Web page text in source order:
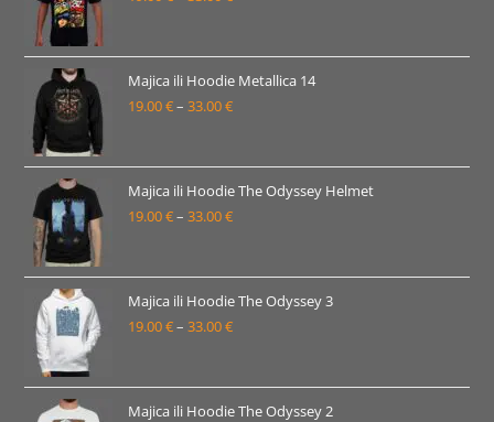
19.00 €
do
Majica ili Hoodie Metallica 14
19.00€– 33.00€Raspon
19.00 €
do
Majica ili Hoodie The Odyssey Helmet
19.00€– 33.00€Raspon
19.00 €
do
Majica ili Hoodie The Odyssey 3
19.00€– 33.00€Raspon
19.00 €
Majica ili Hoodie The Odyssey 2